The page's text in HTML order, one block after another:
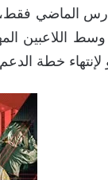
وسط اللاعبين
خطة